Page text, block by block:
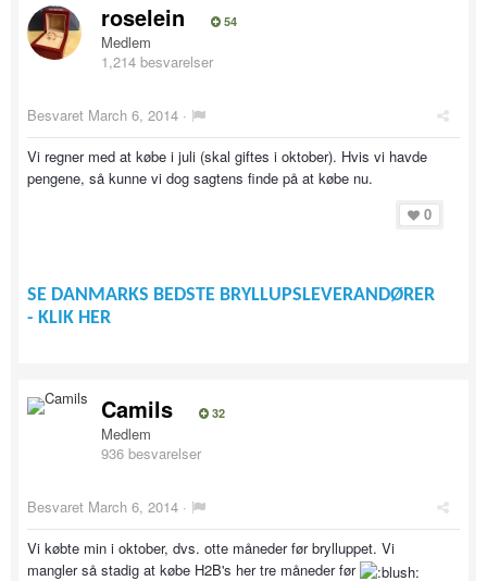
roselein 54
Medlem
1,214 besvarelser
Besvaret March 6, 2014 ·
Vi regner med at købe i juli (skal giftes i oktober). Hvis vi havde
pengene, så kunne vi dog sagtens finde på at købe nu.
0
SE DANMARKS BEDSTE BRYLLUPSLEVERANDØRER
- KLIK HER
Camils 32
Medlem
936 besvarelser
Besvaret March 6, 2014 ·
Vi købte min i oktober, dvs. otte måneder før brylluppet. Vi
mangler så stadig at købe H2B's her tre måneder før